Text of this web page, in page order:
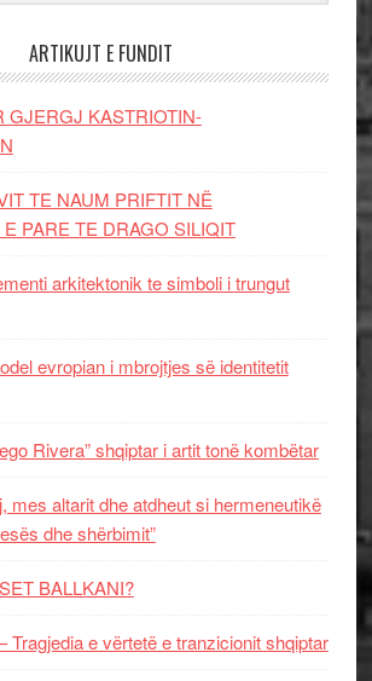
ARTIKUJT E FUNDIT
GJERGJ KASTRIOTIN-
TE NAUM PRIFTIT NË
PARE TE DRAGO SILIQIT
arkitektonik te simboli i trungut
evropian i mbrojtjes së identitetit
Rivera” shqiptar i artit tonë kombëtar
mes altarit dhe atdheut si hermeneutikë
dhe shërbimit”
BALLKANI?
Tragjedia e vërtetë e tranzicionit shqiptar